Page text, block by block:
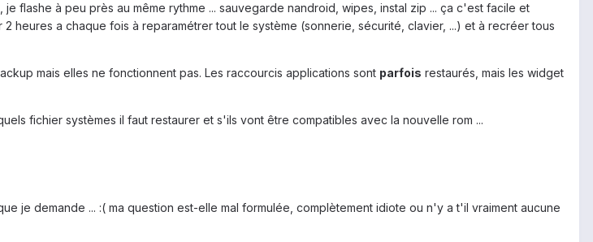
flashe à peu près au même rythme ... sauvegarde nandroid, wipes, instal zip ... ça c'est facile et
heures a chaque fois à reparamétrer tout le système (sonnerie, sécurité, clavier, ...) et à recréer tous
mais elles ne fonctionnent pas. Les raccourcis applications sont parfois restaurés, mais les widget
fichier systèmes il faut restaurer et s'ils vont être compatibles avec la nouvelle rom ...
je demande ... :( ma question est-elle mal formulée, complètement idiote ou n'y a t'il vraiment aucune